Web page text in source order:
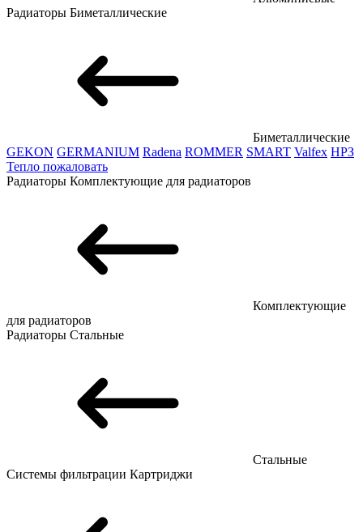
Радиаторы Биметаллические
Биметаллические
GEKON GERMANIUM Radena ROMMER SMART Valfex НРЗ
Тепло пожаловать
Радиаторы Комплектующие для радиаторов
Комплектующие
для радиаторов
Радиаторы Стальные
Стальные
Системы фильтрации Картриджи